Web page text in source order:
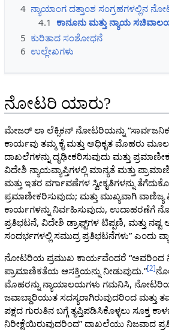
4 ನ್ಯಾಯಾಂಗ ದತ್ತಾಂಶ ಸಂಗ್ರಹಗಳಲ್ಲಿನ
4.1 ಕಾನೂನು ಮತ್ತು ನ್ಯಾಯ
5 ಕುರಿತಾದ ಸಂಶೋಧನೆ
6 ಉಲ್ಲೇಖಗಳು
ನೋಟರಿ ಯಾರು?
ಮೇಜರ್ ಲಾ ಲೆಕ್ಸಿಕನ್ ನೋಟರಿಯನ್ನು
ಕಾರ್ಯವು ತಮ್ಮ ಕೈ ಮತ್ತು ಅಧಿಕೃತ ಮೊಹರು
ದಾಖಲೆಗಳನ್ನು ದೃಢೀಕರಿಸುವುದು ಮತ್ತು
ವಿದೇಶಿ ನ್ಯಾಯವ್ಯಾಪ್ತಿಗಳಲ್ಲಿ ಮಾನ್ಯತೆ ಮತ್ತು
ಮತ್ತು ಇತರ ವರ್ಗಾವಣೆಗಳ ಸ್ವೀಕೃತಿಗಳನ್ನು
ಪ್ರಮಾಣೀಕರಿಸುವುದು; ಮತ್ತು ಮುಖ್ಯವಾಗಿ
ಕಾರ್ಯಗಳನ್ನು ನಿರ್ವಹಿಸುವುದು, ಉದಾಹರಣೆಗೆ
ಪ್ರತಿಭಟನೆ, ವಿದೇಶಿ ಡ್ರಾಫ್ಟ್‌ಗಳ ಟಿಪ್ಪಣಿ, ಮತ್ತು
ಸಂದರ್ಭಗಳಲ್ಲಿ ಸಮುದ್ರ ಪ್ರತಿಭಟನೆಗಳು” ಎಂದು
ನೋಟರಿಯ ಪ್ರಮುಖ ಕಾರ್ಯವೆಂದರೆ “ಅವರಿಂದ
ಪ್ರಾಮಾಣಿಕತೆಯ ಆಸಕ್ತಿಯನ್ನು ನೀಡುವುದು.”[2]
ಮೊಹರನ್ನು ನ್ಯಾಯಾಲಯಗಳು ಗಮನಿಸಿ,
ಜವಾಬ್ದಾರಿಯುತ ಸದಸ್ಯರಾಗಿರುವುದರಿಂದ ಮತ್ತು
ಪಕ್ಷದ ಗುರುತಿನ ಬಗ್ಗೆ ತೃಪ್ತಿಪಡಿಸಿಕೊಳ್ಳಲು ಸೂಕ್ತ
ನಿರೀಕ್ಷೆಯಿರುವುದರಿಂದ” ದಾಖಲೆಯು ನಿಜವಾದ